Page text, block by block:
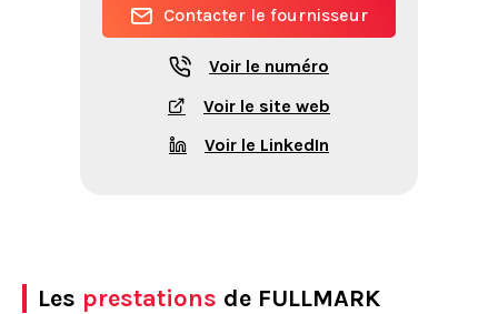
Contacter le fournisseur
Voir le numéro
Voir le site web
Voir le LinkedIn
Les prestations de FULLMARK